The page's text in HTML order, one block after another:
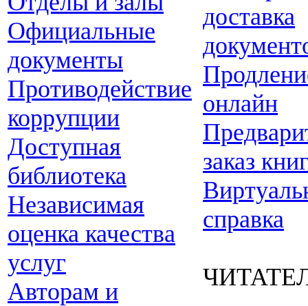
Официальные
документы
Противодействие
коррупции
Доступная
библиотека
Независимая
оценка качества
услуг
Авторам и
доставка
онлайн
заказ
справка